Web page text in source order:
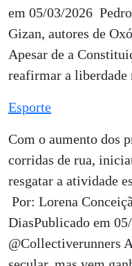
em 05/03/2026
Gizan, autores de
Apesar de a
reafirmar a
Esporte
Com o aumento dos
corridas de rua,
resgatar a atividade
Por: Lorena
DiasPublicado em
@Collectiverunners